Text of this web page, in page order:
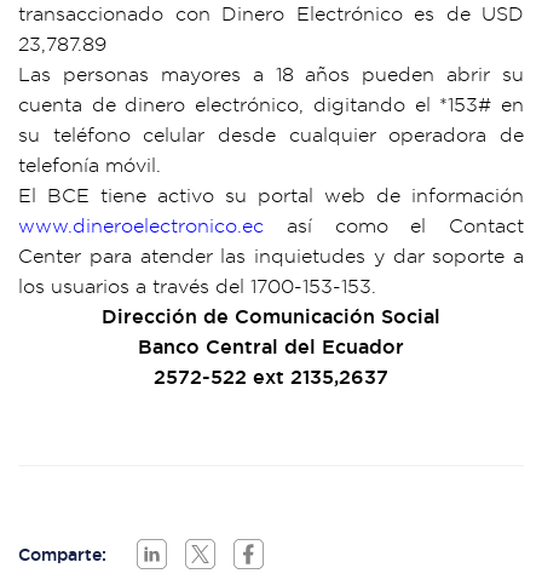
transaccionado con Dinero Electrónico es de USD
23,787.89
Las personas mayores a 18 años pueden abrir su
cuenta de dinero electrónico, digitando el *153# en
su teléfono celular desde cualquier operadora de
telefonía móvil.
El BCE tiene activo su portal web de información
www.dineroelectronico.ec así como el Contact
Center para atender las inquietudes y dar soporte a
los usuarios a través del 1700-153-153.
Dirección de Comunicación Social
Banco Central del Ecuador
2572-522 ext 2135,2637
Comparte: